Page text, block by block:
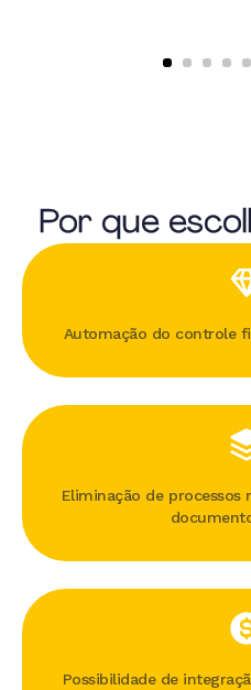
Por que
Automação do controle
Eliminação de processos
Possibilidade de